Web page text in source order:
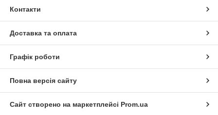
Контакти
Доставка та оплата
Графік роботи
Повна версія сайту
Сайт створено на маркетплейсі Prom.ua